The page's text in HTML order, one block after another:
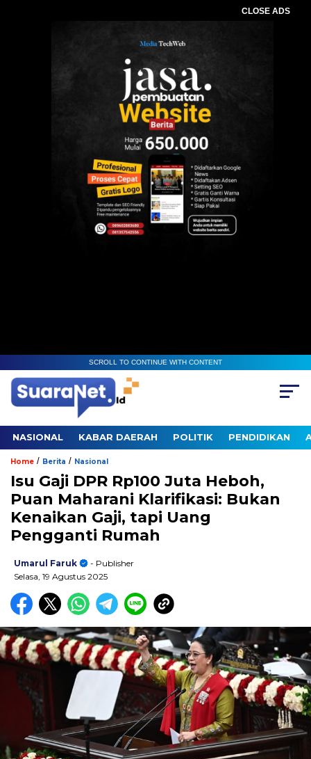
CLOSE ADS
SCROLL TO CONTINUE WITH CONTENT
NASIONAL KABAR DAERAH POLITIK PENDIDIKAN
Home / Berita / Nasional
Isu Gaji DPR Rp100 Juta Heboh,
Puan Maharani Klarifikasi: Bukan
Kenaikan Gaji, tapi Uang
Pengganti Rumah
Umarul Faruk
- Publisher
Selasa, 19 Agustus 2025